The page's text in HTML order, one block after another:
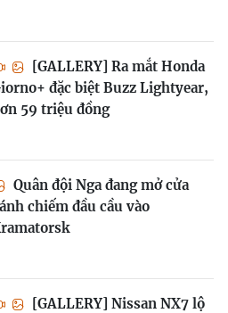
[GALLERY] Ra mắt Honda
đặc biệt Buzz Lightyear,
59 triệu đồng
Quân đội Nga đang mở cửa
chiếm đầu cầu vào
[GALLERY] Nissan NX7 lộ